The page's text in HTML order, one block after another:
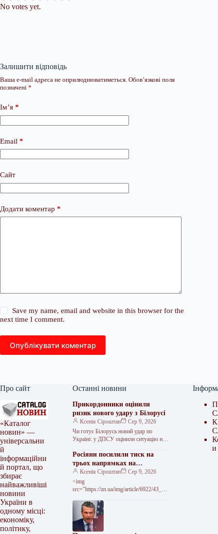
No votes yet.
Залишити відповідь
Ваша e-mail адреса не оприлюднюватиметься. Обов’язкові поля
позначені *
Ім’я *
Email *
Сайт
Додати коментар *
Save my name, email and website in this browser for the
next time I comment.
Опублікувати коментар
Про сайт
«Каталог
новин» —
універсальни
й
інформаційни
й портал, що
збирає
найважливіші
новини
України в
одному місці:
економіку,
політику,
Останні новини
Прикордонники оцінили
ризик нового удару з Білорусі
Ксенія Сіроштан
Сер 9, 2026
Чи готує Білорусь новий удар по
Україні: у ДПСУ оцінили ситуацію на
формування ударного угруповання.
У…
Росіяни посилили тиск на
трьох напрямках на
Донеччині – DeepState
Ксенія Сіроштан
Сер 9, 2026
<img
src="https://zn.ua/img/article/6922/43_ma
просунулися на трьох напрямках в
одній з областей — DeepState"
width="630" height="340" ©
Міноборони Росії / Telegram…
и